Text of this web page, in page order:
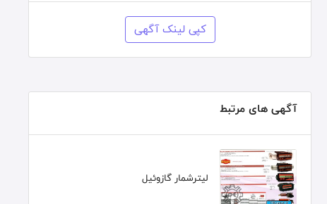
کپی لینک آگهی
آگهی های مرتبط
لیترشمار گازوئیل